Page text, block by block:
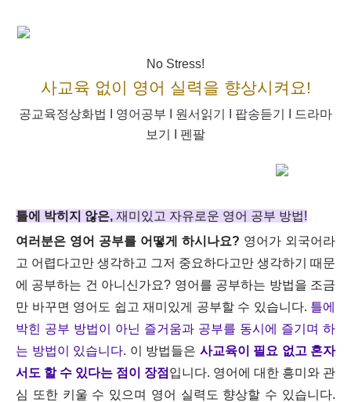
No Stress!
사교육 없이 영어 실력을 향상시켜요!
공교육정상화법 I 영어공부 I 원서읽기 I 팝송듣기
드라마
보기
펜팔
틀에 박히지 않은, 재미있고 자유로운 영어 공부 방법!
여러분은 영어 공부를 어떻게 하시나요? 영어가 외국어라
고 어렵다고만 생각하고 그저 중요하다고만 생각하기 때문
에 공부하는 건 아니신가요? 영어를 공부하는 방법을 조금
만 바꾸면 영어도 쉽고 재미있게 공부할 수 있습니다. 틀에
박힌 공부 방법이 아닌 즐거움과 공부를 동시에 즐기며 하
는 방법이 있습니다. 이 방법들은 사교육이 필요 없고 혼자
서도 할 수 있다는 점이 장점 입니다. 영어에 대한 흥미와 관
심 또한 키울 수 있으며 영어 실력도 향상할 수 있습니다.